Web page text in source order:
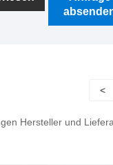
Sie einen
Best Seals Co., Ltd.
Unternehmen, das
<
Hersteller und